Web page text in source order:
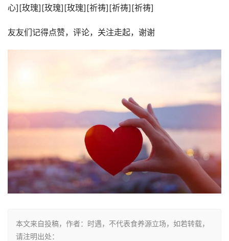
心][玫瑰][玫瑰][玫瑰][祈祷][祈祷][祈祷]
友友们记得点赞，评论，关注走起，谢谢
本文来自投稿，作者：时遇，不代表食养源立场，如若转载，
请注明出处：